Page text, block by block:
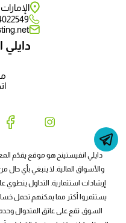
دايلي
دايلي انفيستينج هو موقع يقدّم
والأسواق المالية. لا ينبغي بأي حال
إرشادات استثمارية. التداول
يستثمروا أكثر مما يمكنهم تحمل
السوق. تقع على عاتق المتدوال